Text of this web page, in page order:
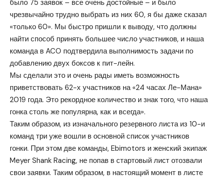
было 75 заявок – все очень достойные – и было
чрезвычайно трудно выбрать из них 60, я бы даже сказал
«только 60». Мы быстро пришли к выводу, что должны
найти способ принять большее число участников, и наша
команда в ACO подтвердила выполнимость задачи по
добавлению двух боксов к пит-лейн.
Мы сделали это и очень рады иметь возможность
приветствовать 62-х участников на «24 часах Ле-Мана»
2019 года. Это рекордное количество и знак того, что наша
гонка столь же популярна, как и всегда».
Таким образом, из изначального резервного листа из 10-и
команд три уже вошли в основной список участников
гонки. При этом две команды, Ebimotors и женский экипаж
Meyer Shank Racing, не попав в стартовый лист отозвали
свои заявки. Таким образом, в настоящий момент в листе